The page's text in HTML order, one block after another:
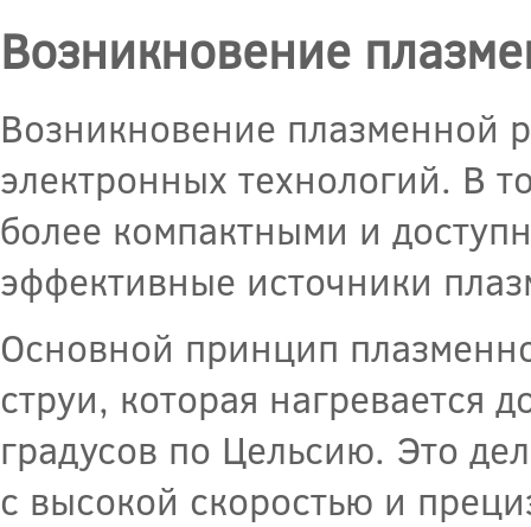
Возникновение
Возникновение плазменной
электронных технологий. В
более компактными и
эффективные источники
Основной принцип
струи, которая нагревается
градусов по Цельсию. Это
с высокой скоростью и